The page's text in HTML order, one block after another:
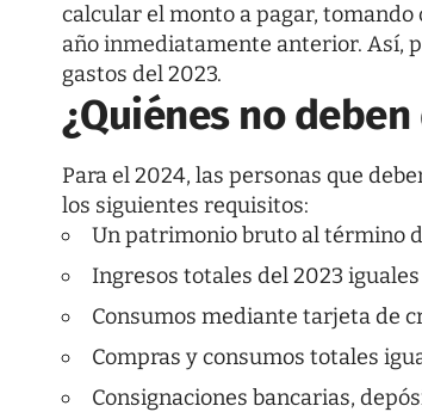
calcular el monto a pagar,
año inmediatamente anterior. Así,
gastos del 2023.
¿Quiénes no
Para el 2024, las personas que
los siguientes requisitos:
Un patrimonio bruto al término
Ingresos totales del 2023
Consumos mediante tarjeta de
Compras y consumos totales
Consignaciones bancarias,